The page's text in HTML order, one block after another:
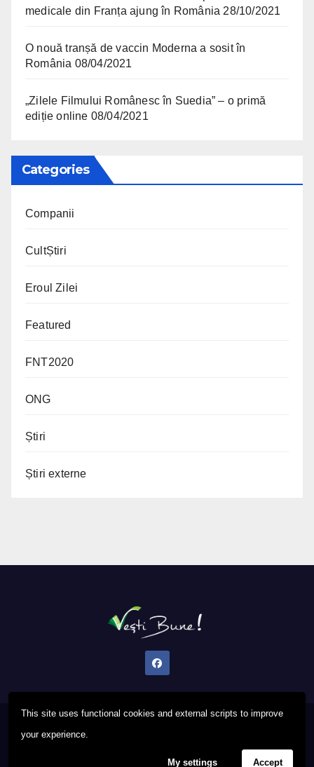
This site uses functional cookies and external scripts to improve
your experience.
My settings Accept
medicale din Franța ajung în România 28/10/2021
O nouă tranșă de vaccin Moderna a sosit în
România 08/04/2021
„Zilele Filmului Românesc în Suedia” – o primă
ediție online 08/04/2021
Categories
Companii
CultȘtiri
Eroul Zilei
Featured
FNT2020
ONG
Știri
Știri externe
Proudly powered by WordPress
Privacy PolicyFAQ